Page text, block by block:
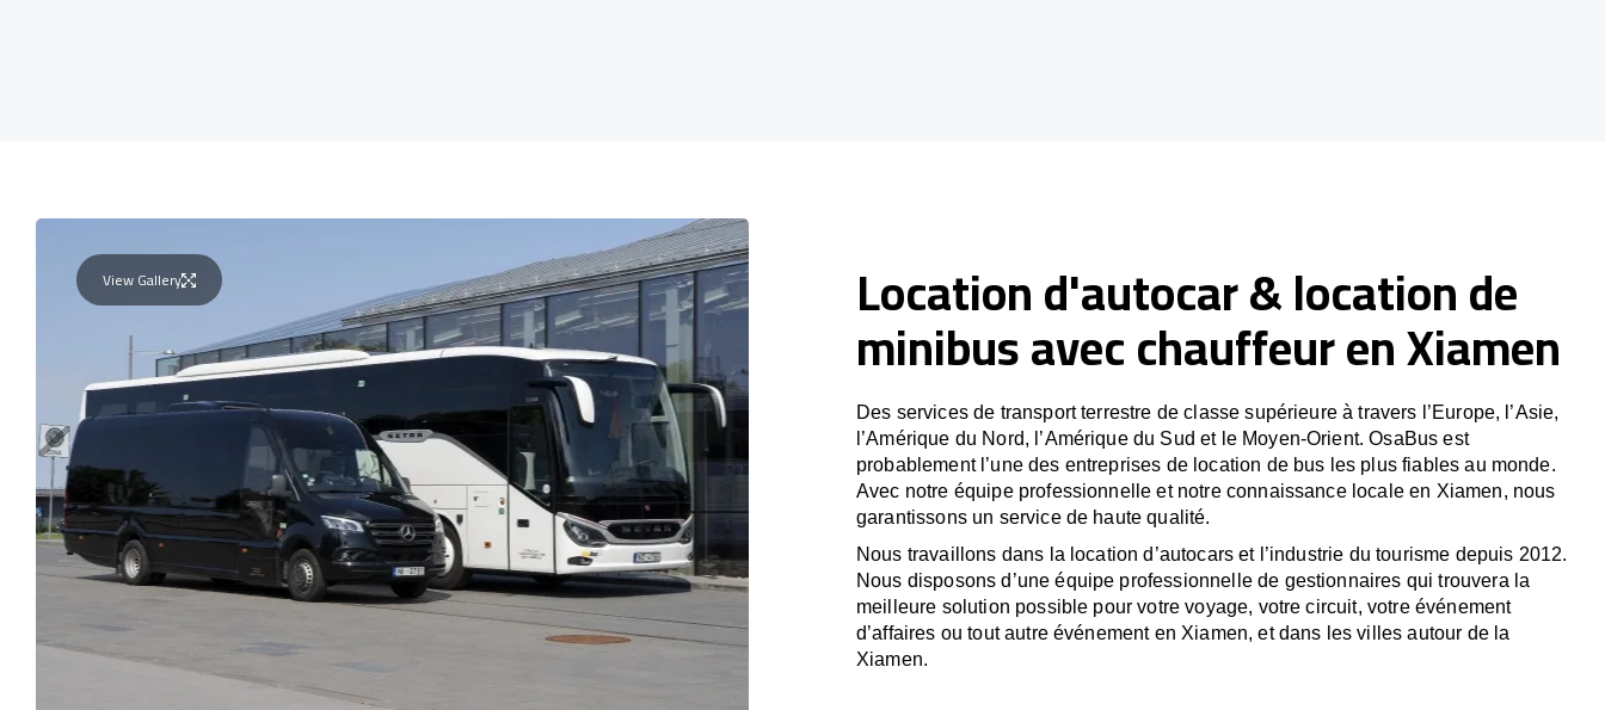
View Gallery Location d'autocar & location de
minibus avec chauffeur en Xiamen
Des services de transport terrestre de classe supérieure à travers l’Europe, l’Asie,
l’Amérique du Nord, l’Amérique du Sud et le Moyen-Orient. OsaBus est
probablement l’une des entreprises de location de bus les plus fiables au monde.
Avec notre équipe professionnelle et notre connaissance locale en Xiamen, nous
garantissons un service de haute qualité.
Nous travaillons dans la location d’autocars et l’industrie du tourisme depuis 2012.
Nous disposons d’une équipe professionnelle de gestionnaires qui trouvera la
meilleure solution possible pour votre voyage, votre circuit, votre événement
d’affaires ou tout autre événement en Xiamen, et dans les villes autour de la
Xiamen.